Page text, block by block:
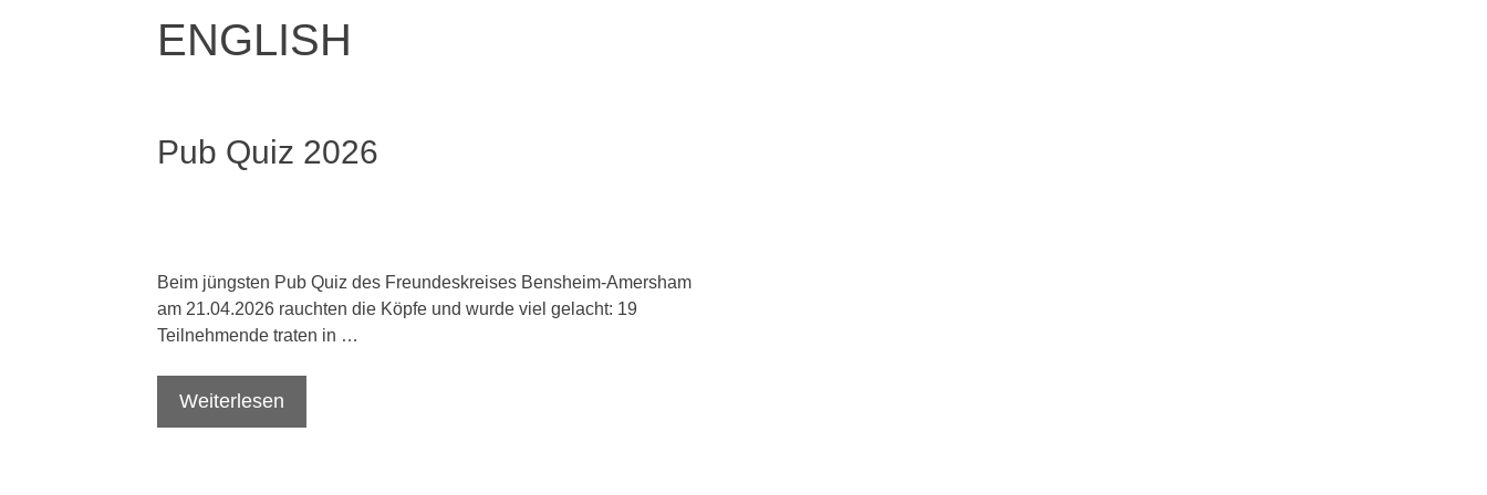
ENGLISH
Pub Quiz 2026
Beim jüngsten Pub Quiz des Freundeskreises Bensheim-Amersham
am 21.04.2026 rauchten die Köpfe und wurde viel gelacht: 19
Teilnehmende traten in …
Weiterlesen